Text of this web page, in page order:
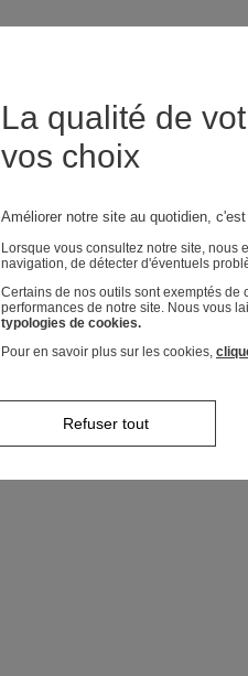
La qualité de
vos choix
Améliorer notre site au quotidien,
Lorsque vous consultez notre site, nous
navigation, de détecter d'éventuels
Certains de nos outils sont exemptés
performances de notre site. Nous vous
typologies de cookies.
Pour en savoir plus sur les cookies,
Refuser tout